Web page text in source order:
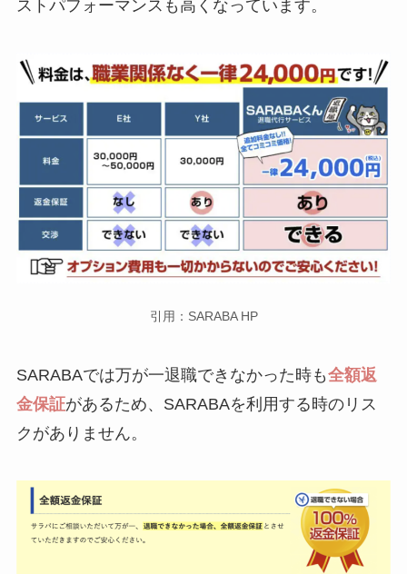
ストパフォーマンスも高くなっています。
引用：SARABA HP
SARABAでは万が一退職できなかった時も全額返
金保証があるため、SARABAを利用する時のリス
クがありません。